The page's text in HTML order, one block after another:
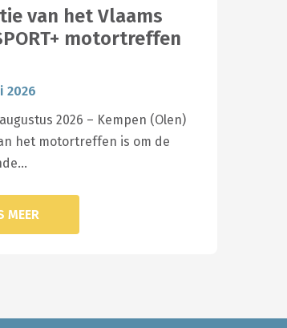
van het Vlaams
motortreffen
2026
2026 – Kempen (Olen)
het motortreffen is om de
MEER